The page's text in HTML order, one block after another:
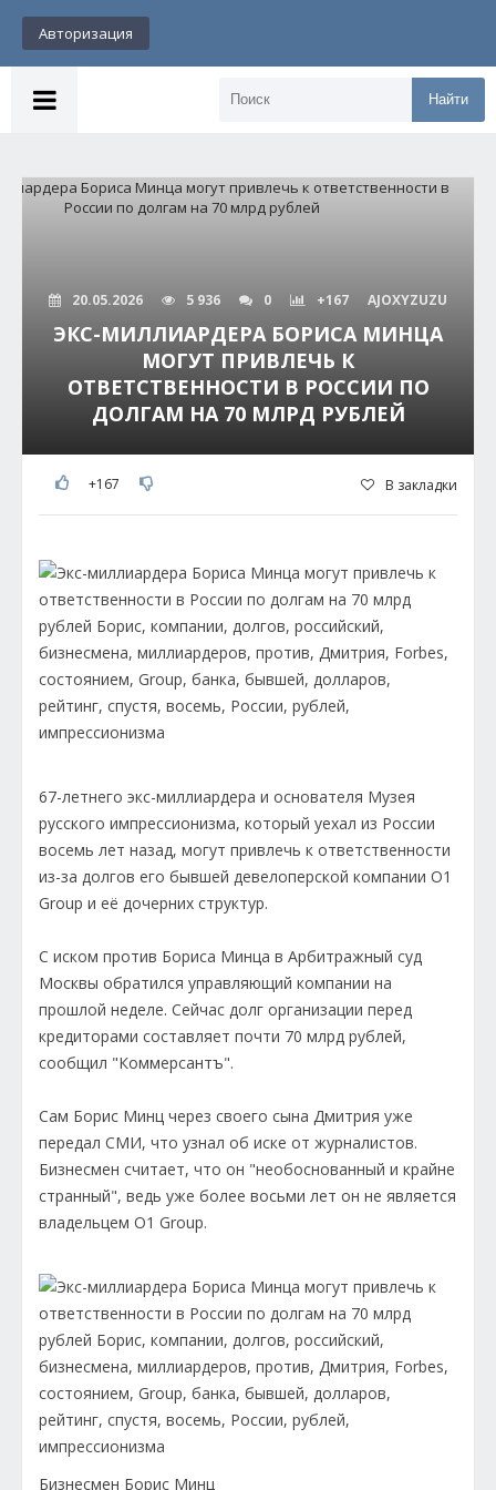
Авторизация
Найти
20.05.2026 5 936 0 +167 AJOXYZUZU
ЭКС-МИЛЛИАРДЕРА БОРИСА МИНЦА
МОГУТ ПРИВЛЕЧЬ К
ОТВЕТСТВЕННОСТИ В РОССИИ ПО
ДОЛГАМ НА 70 МЛРД РУБЛЕЙ
+167 В закладки
67-летнего экс-миллиардера и основателя Музея
русского импрессионизма, который уехал из России
восемь лет назад, могут привлечь к ответственности
из-за долгов его бывшей девелоперской компании O1
Group и её дочерних структур.
С иском против Бориса Минца в Арбитражный суд
Москвы обратился управляющий компании на
прошлой неделе. Сейчас долг организации перед
кредиторами составляет почти 70 млрд рублей,
сообщил "Коммерсантъ".
Сам Борис Минц через своего сына Дмитрия уже
передал СМИ, что узнал об иске от журналистов.
Бизнесмен считает, что он "необоснованный и крайне
странный", ведь уже более восьми лет он не является
владельцем O1 Group.
Бизнесмен Борис Минц